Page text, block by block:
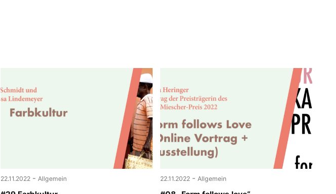
22.11.2022 - Allgemein 22.11.2022 - Allgemein